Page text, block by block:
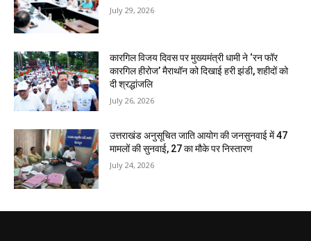
July 29, 2026
कारगिल विजय दिवस पर मुख्यमंत्री धामी ने ‘रन फॉर
कारगिल हीरोज’ मैराथॉन को दिखाई हरी झंडी, शहीदों को
दी श्रद्धांजलि
July 26, 2026
उत्तराखंड अनुसूचित जाति आयोग की जनसुनवाई में 47
मामलों की सुनवाई, 27 का मौके पर निस्तारण
July 24, 2026